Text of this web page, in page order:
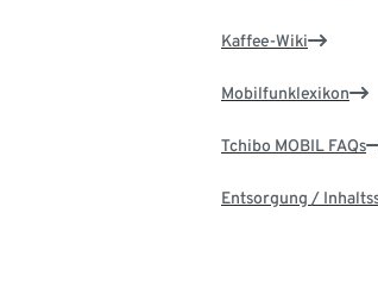
Kaffee-Wiki
Mobilfunklexikon
Tchibo MOBIL FAQs
Entsorgung /